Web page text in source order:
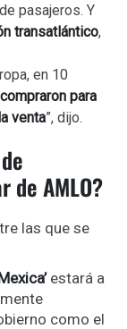
pasajeros. Y
transatlántico,
en 10
para
venta”, dijo.
de AMLO?
las que se
estará a
como el